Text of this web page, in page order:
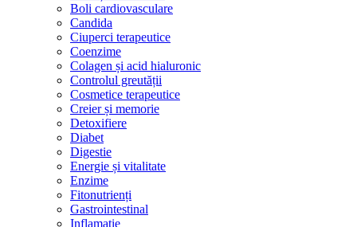
Boli cardiovasculare
Candida
Ciuperci terapeutice
Coenzime
Colagen și acid hialuronic
Controlul greutății
Cosmetice terapeutice
Creier și memorie
Detoxifiere
Diabet
Digestie
Energie și vitalitate
Enzime
Fitonutrienți
Gastrointestinal
Inflamație